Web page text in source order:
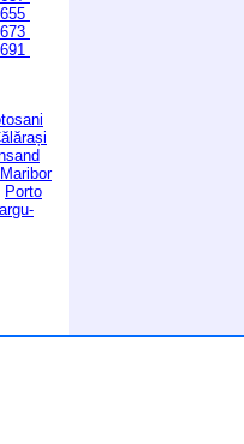
Maribor
Porto